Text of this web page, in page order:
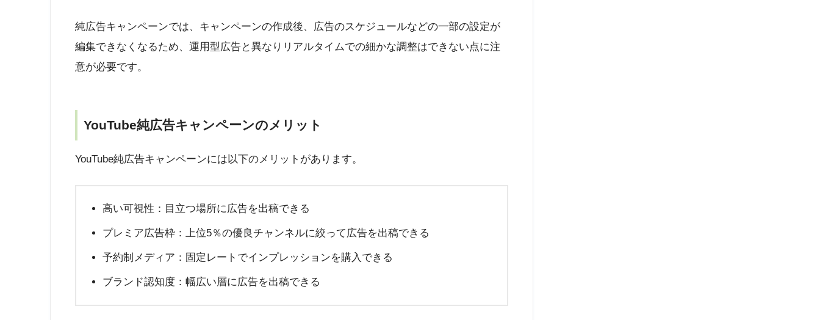
純広告キャンペーンでは、キャンペーンの作成後、広告のスケジュールなどの一部の設定が
編集できなくなるため、運用型広告と異なりリアルタイムでの細かな調整はできない点に注
意が必要です。
YouTube純広告キャンペーンのメリット
YouTube純広告キャンペーンには以下のメリットがあります。
高い可視性：目立つ場所に広告を出稿できる
プレミア広告枠：上位5％の優良チャンネルに絞って広告を出稿できる
予約制メディア：固定レートでインプレッションを購入できる
ブランド認知度：幅広い層に広告を出稿できる